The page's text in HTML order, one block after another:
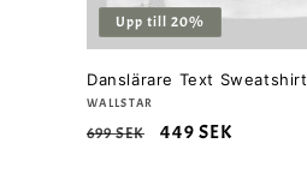
Upp till 20%
Danslärare Text Sweatshirt
Säljare:
WALLSTAR
Ordinarie
699 SEK Försäljningspris
449 SEK